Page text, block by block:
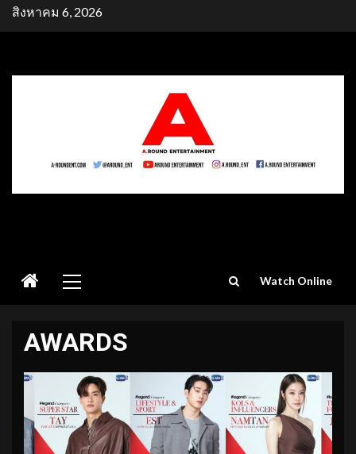
Skipสิงหาคม 6, 2026
Menu
Watch Online
AWARDS